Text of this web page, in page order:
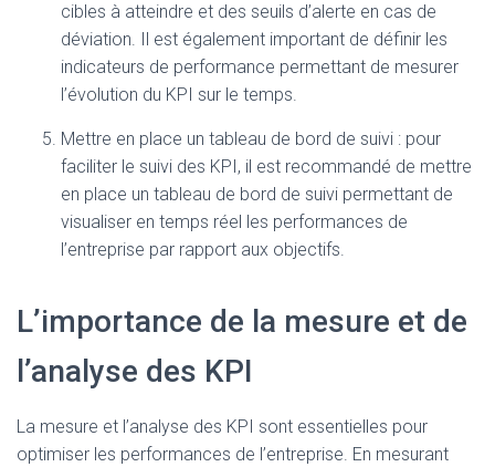
cibles à atteindre et des seuils d’alerte en cas de
déviation. Il est également important de définir les
indicateurs de performance permettant de mesurer
l’évolution du KPI sur le temps.
Mettre en place un tableau de bord de suivi : pour
faciliter le suivi des KPI, il est recommandé de mettre
en place un tableau de bord de suivi permettant de
visualiser en temps réel les performances de
l’entreprise par rapport aux objectifs.
L’importance de la mesure et de
l’analyse des KPI
La mesure et l’analyse des KPI sont essentielles pour
optimiser les performances de l’entreprise. En mesurant